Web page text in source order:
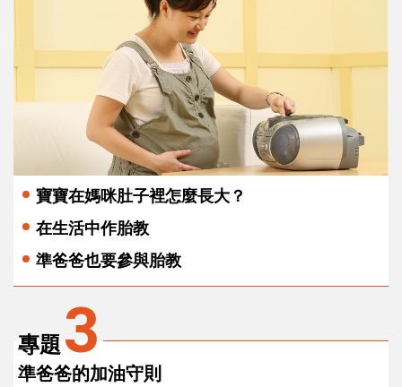
寶寶在媽咪肚子裡怎麼長大？
在生活中作胎教
準爸爸也要參與胎教
專題3
準爸爸的加油守則